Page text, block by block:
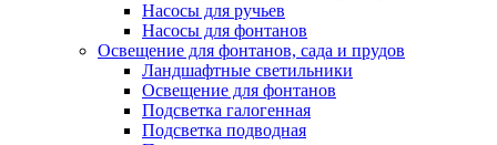
Насосы для ручьев
Насосы для фонтанов
Освещение для фонтанов, сада и прудов
Ландшафтные светильники
Освещение для фонтанов
Подсветка галогенная
Подсветка подводная